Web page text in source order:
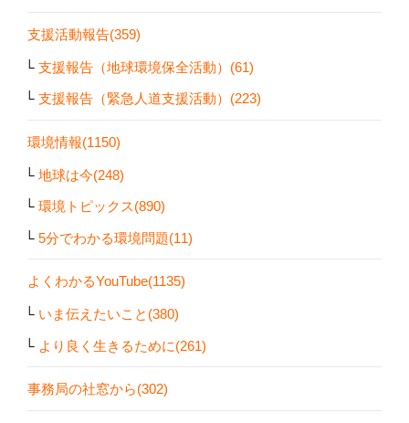
支援活動報告(359)
支援報告（地球環境保全活動）(61)
支援報告（緊急人道支援活動）(223)
環境情報(1150)
地球は今(248)
環境トピックス(890)
5分でわかる環境問題(11)
よくわかるYouTube(1135)
いま伝えたいこと(380)
より良く生きるために(261)
事務局の社窓から(302)